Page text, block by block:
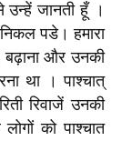
जानती हूँ ।
पडे। हमारा
और उनकी
था । पाश्चात्
रिवाजें उनकी
को पाश्चात